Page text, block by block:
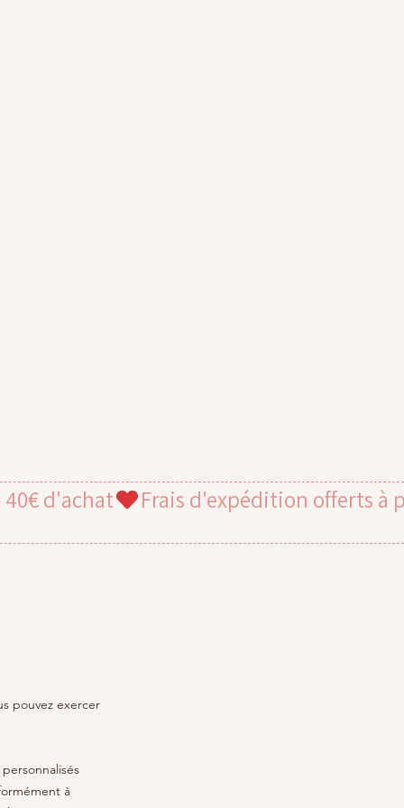
pouvez exercer
à